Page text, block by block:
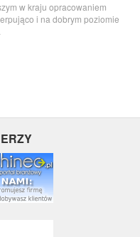
w kraju opracowaniem
i na dobrym poziomie